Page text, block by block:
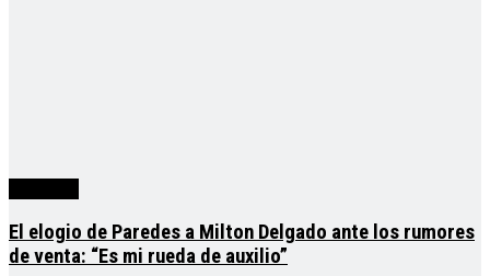
El elogio de Paredes a Milton Delgado ante los rumores
de venta: “Es mi rueda de auxilio”